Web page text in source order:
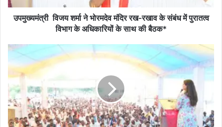
के
संबंध
विभाग
अधिकारियों
के
साथ
की
बैठक*
उपमुख्यमंत्री विजय शर्मा ने भोरमदेव मंदिर रख-रखाव के संबंध में पुरातत्व
विभाग के अधिकारियों के साथ की बैठक*
पंडरिया
विधायक
भावना
बोहरा
ने
शेयर
धारक
गन्ना